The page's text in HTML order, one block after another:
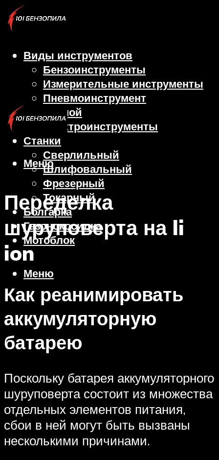
Виды инструментов
Бензоинструменты
Измерительные инструменты
Пневмоинструмент
Ручной
Электроинструменты
Станки
Сверлильный
Шлифовальный
Фрезерный
Токарный
Болгарка
Газонокосилка
Мотоблок
Меню
Меню
Переделка
шуруповерта на li
ion
Как реанимировать
аккумуляторную
батарею
Поскольку батарея аккумуляторного
шуруповерта состоит из множества
отдельных элементов питания,
сбои в ней могут быть вызваны
несколькими причинами.